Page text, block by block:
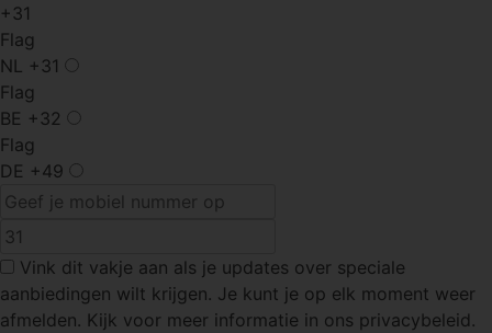
+31
Flag
NL +31
Flag
BE +32
Flag
DE +49
Vink dit vakje aan als je updates over speciale
aanbiedingen wilt krijgen. Je kunt je op elk moment weer
afmelden. Kijk voor meer informatie in ons privacybeleid.